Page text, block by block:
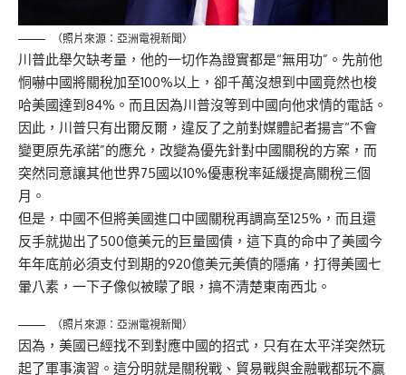
（照片來源：亞洲電視新聞）
川普此舉欠缺考量，他的一切作為證實都是“無用功”。先前他
恫嚇中國將關稅加至100%以上，卻千萬沒想到中國竟然也梭
哈美國達到84%。而且因為川普沒等到中國向他求情的電話。
因此，川普只有出爾反爾，違反了之前對媒體記者揚言“不會
變更原先承諾”的應允，改變為優先針對中國關稅的方案，而
突然同意讓其他世界75國以10%優惠稅率延緩提高關稅三個
月。
但是，中國不但將美國進口中國關稅再調高至125%，而且還
反手就拋出了500億美元的巨量國債，這下真的命中了美國今
年年底前必須支付到期的920億美元美債的隱痛，打得美國七
暈八素，一下子像似被矇了眼，搞不清楚東南西北。
（照片來源：亞洲電視新聞）
因為，美國已經找不到對應中國的招式，只有在太平洋突然玩
起了軍事演習。這分明就是關稅戰、貿易戰與金融戰都玩不贏